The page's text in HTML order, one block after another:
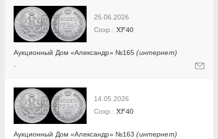
25.06.2026
Аукционный Дом «Александр» №165(интернет)
XF40
-
14.05.2026
Аукционный Дом «Александр» №163(интернет)
XF40